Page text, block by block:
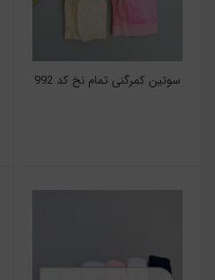
سوتین کمرگنی تمام نخ کد 992